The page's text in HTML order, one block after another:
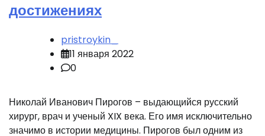
достижениях
pristroykin_
11 января 2022
0
Николай Иванович Пирогов – выдающийся русский
хирург, врач и ученый XIX века. Его имя исключительно
значимо в истории медицины. Пирогов был одним из